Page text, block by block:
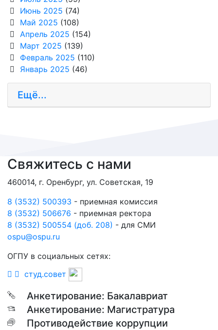
Июнь 2025 (74)
Май 2025 (108)
Апрель 2025 (154)
Март 2025 (139)
Февраль 2025 (110)
Январь 2025 (46)
Ещё...
Свяжитесь с нами
460014, г. Оренбург, ул. Советская, 19
8 (3532) 500393 - приемная комиссия
8 (3532) 506676 - приемная ректора
8 (3532) 500554 (доб. 208) - для СМИ
ospu@ospu.ru
ОГПУ в социальных сетях:
студ.совет
Анкетирование: Бакалавриат
Анкетирование: Магистратура
Противодействие коррупции